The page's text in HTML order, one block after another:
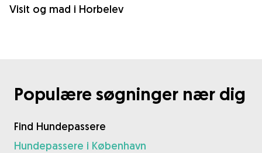
Visit og mad i Horbelev
Populære søgninger nær dig
Find Hundepassere
Hundepassere i København